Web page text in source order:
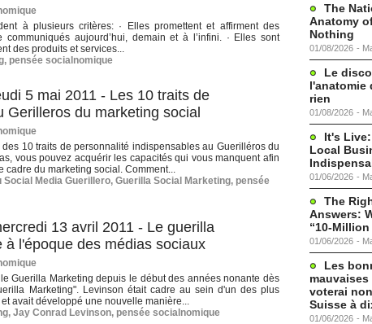
à plusieurs critères: · Elles promettent et affirment des
aujourd’hui, demain et à l’infini. · Elles sont
des produits et services...
, pensée socialnomique
5 mai 2011 - Les 10 traits de
du marketing social
10 traits de personnalité indispensables au Guerilléros du
vous pouvez acquérir les capacités qui vous manquent afin
du marketing social. Comment...
Media Guerillero, Guerilla Social Marketing, pensée
13 avril 2011 - Le guerilla
l'époque des médias sociaux
Guerilla Marketing depuis le début des années nonante dès
Marketing". Levinson était cadre au sein d'un des plus
avait développé une nouvelle manière...
, Jay Conrad Levinson, pensée socialnomique
The
Anatomy
Nothing
01/08/2026 -
Le
l'anatomie
rien
01/08/2026 -
It's
Local
01/06/2026 -
The
Answers:
“10-
01/06/2026 -
Les
voterai
Suisse à
01/06/2026 -